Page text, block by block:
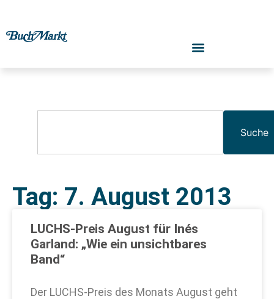
Suche
Tag: 7. August 2013
LUCHS-Preis August für Inés
Garland: „Wie ein unsichtbares
Band“
Der LUCHS-Preis des Monats August geht